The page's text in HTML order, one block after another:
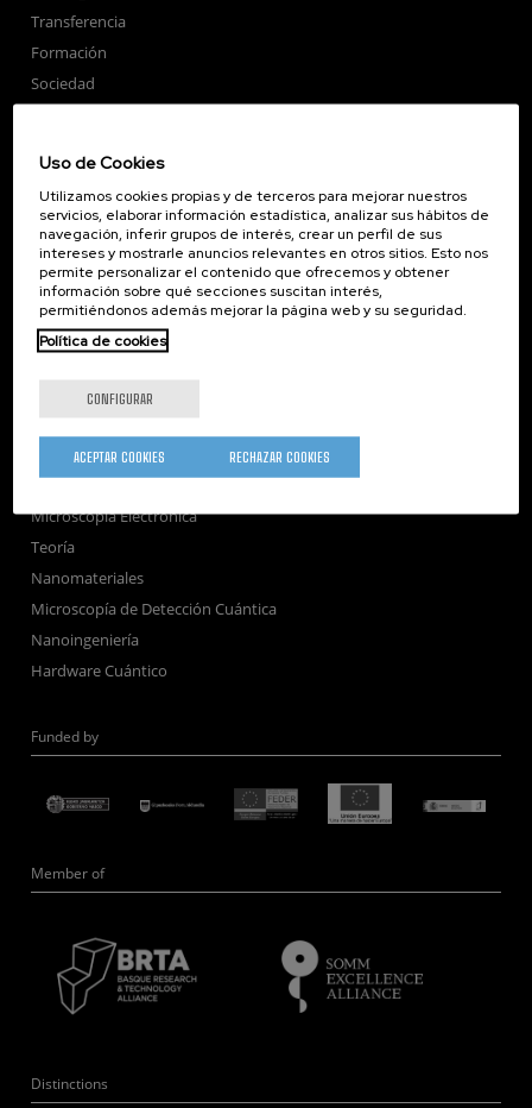
Transferencia
Formación
Sociedad
Seminarios
Únete
Sala de prensa
Perfil del contratante
Corporate Compliance
Nanoóptica
Autoensamblado
Nanobiosistemas
Microscopía Electrónica
Teoría
Nanomateriales
Microscopía de Detección Cuántica
Nanoingeniería
Hardware Cuántico
Funded by
Member of
Distinctions
Uso de Cookies
Utilizamos cookies propias y de terceros para mejorar nuestros
servicios, elaborar información estadística, analizar sus hábitos de
navegación, inferir grupos de interés, crear un perfil de sus
intereses y mostrarle anuncios relevantes en otros sitios. Esto nos
permite personalizar el contenido que ofrecemos y obtener
información sobre qué secciones suscitan interés,
permitiéndonos además mejorar la página web y su seguridad.
Política de cookies
CONFIGURAR
RECHAZAR COOKIES
ACEPTAR COOKIES